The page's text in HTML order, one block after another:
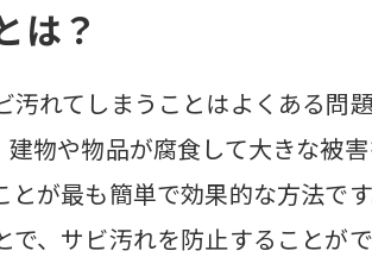
は？
れてしまうことはよくある問
物や物品が腐食して大きな被
が最も簡単で効果的な方法で
、サビ汚れを防止することが